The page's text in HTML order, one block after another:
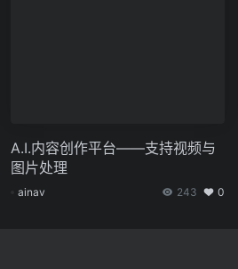
A.I.内容创作平台——支持视频与
图片处理
ainav 243 0